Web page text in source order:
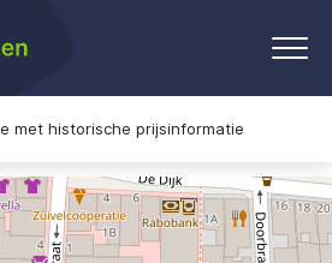
met historische prijsinformatie